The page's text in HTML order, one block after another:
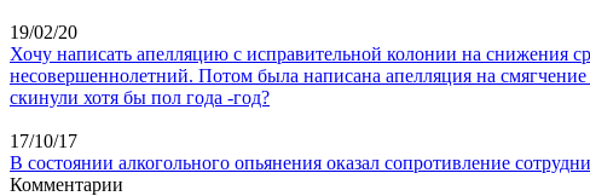
19/02/20
Хочу написать апелляцию с исправительной колонии на снижения
несовершеннолетний. Потом была написана апелляция на
скинули хотя бы пол года -год?
17/10/17
В состоянии алкогольного опьянения оказал сопротивление
Комментарии